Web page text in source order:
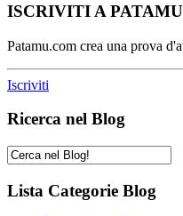
ISCRIVITI A PATAMU
Patamu.com crea una prova
Iscriviti
Ricerca nel Blog
Lista Categorie Blog